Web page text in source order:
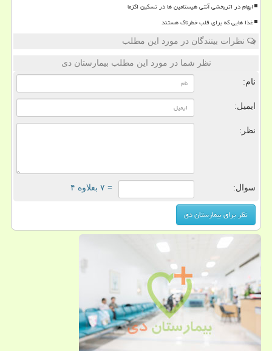
ابهام در اثربخشی آنتی هیستامین ها در تسکین اگزما
غذا هایی که برای قلب خطرناک هستند
نظرات بینندگان در مورد این مطلب
نظر شما در مورد این مطلب بیمارستان دی
نام:
ایمیل:
نظر:
سوال: = ۷ بعلاوه ۴